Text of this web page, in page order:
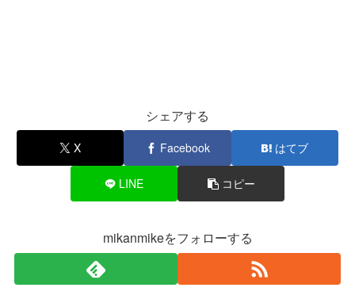
シェアする
X Facebook はてブ
LINE コピー
mikanmikeをフォローする